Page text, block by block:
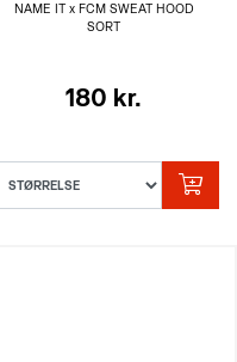
NAME IT x FCM SWEAT HOOD
SORT
180 kr.